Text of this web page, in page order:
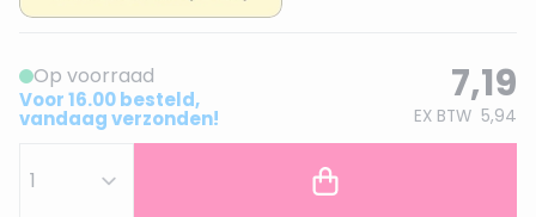
Op voorraad
Voor 16.00 besteld,
vandaag verzonden!
7,19
EX BTW 5,94